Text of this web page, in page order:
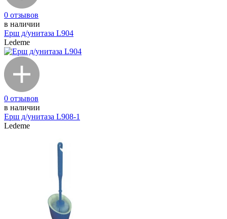
0 отзывов
в наличии
Ерш д/унитаза L904
Ledeme
0 отзывов
в наличии
Ерш д/унитаза L908-1
Ledeme